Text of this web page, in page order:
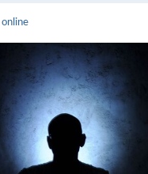
online